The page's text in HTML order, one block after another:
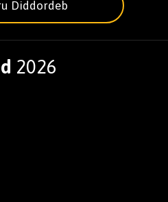
Diddordeb
2026